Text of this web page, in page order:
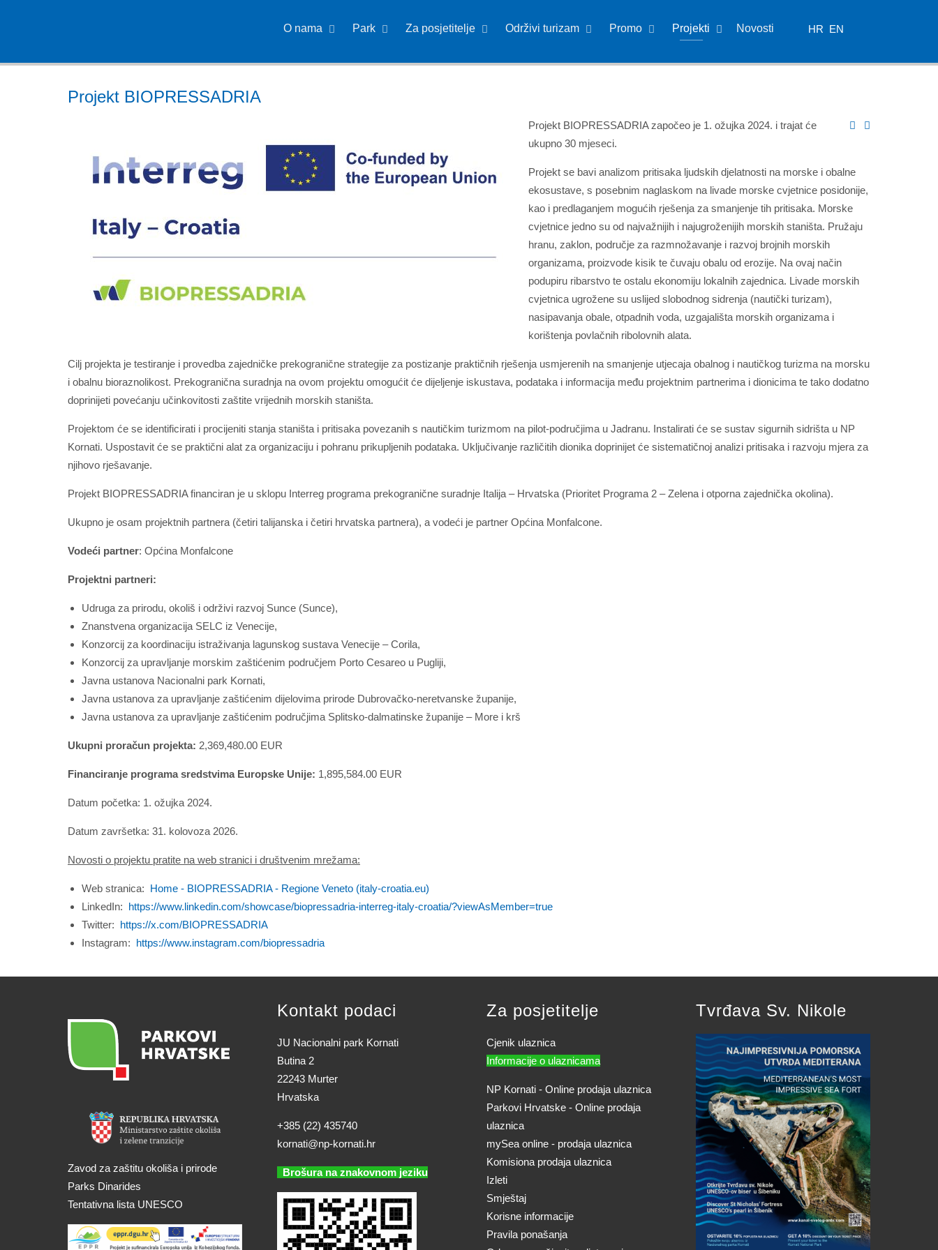
O nama Park Za posjetitelje Održivi turizam Promo Projekti Novosti HR EN
Projekt BIOPRESSADRIA
Projekt BIOPRESSADRIA započeo je 1. ožujka 2024. i trajat će
ukupno 30 mjeseci.
Projekt se bavi analizom pritisaka ljudskih djelatnosti na morske i obalne
ekosustave, s posebnim naglaskom na livade morske cvjetnice posidonije,
kao i predlaganjem mogućih rješenja za smanjenje tih pritisaka. Morske
cvjetnice jedno su od najvažnijih i najugroženijih morskih staništa. Pružaju
hranu, zaklon, područje za razmnožavanje i razvoj brojnih morskih
organizama, proizvode kisik te čuvaju obalu od erozije. Na ovaj način
podupiru ribarstvo te ostalu ekonomiju lokalnih zajednica. Livade morskih
cvjetnica ugrožene su uslijed slobodnog sidrenja (nautički turizam),
nasipavanja obale, otpadnih voda, uzgajališta morskih organizama i
korištenja povlačnih ribolovnih alata.
Cilj projekta je testiranje i provedba zajedničke prekogranične strategije za postizanje praktičnih rješenja usmjerenih na smanjenje utjecaja obalnog i nautičkog turizma na morsku
i obalnu bioraznolikost. Prekogranična suradnja na ovom projektu omogućit će dijeljenje iskustava, podataka i informacija među projektnim partnerima i dionicima te tako dodatno
doprinijeti povećanju učinkovitosti zaštite vrijednih morskih staništa.
Projektom će se identificirati i procijeniti stanja staništa i pritisaka povezanih s nautičkim turizmom na pilot-područjima u Jadranu. Instalirati će se sustav sigurnih sidrišta u NP
Kornati. Uspostavit će se praktični alat za organizaciju i pohranu prikupljenih podataka. Uključivanje različitih dionika doprinijet će sistematičnoj analizi pritisaka i razvoju mjera za
njihovo rješavanje.
Projekt BIOPRESSADRIA financiran je u sklopu Interreg programa prekogranične suradnje Italija – Hrvatska (Prioritet Programa 2 – Zelena i otporna zajednička okolina).
Ukupno je osam projektnih partnera (četiri talijanska i četiri hrvatska partnera), a vodeći je partner Općina Monfalcone.
Vodeći partner: Općina Monfalcone
Projektni partneri:
Udruga za prirodu, okoliš i održivi razvoj Sunce (Sunce),
Znanstvena organizacija SELC iz Venecije,
Konzorcij za koordinaciju istraživanja lagunskog sustava Venecije – Corila,
Konzorcij za upravljanje morskim zaštićenim područjem Porto Cesareo u Pugliji,
Javna ustanova Nacionalni park Kornati,
Javna ustanova za upravljanje zaštićenim dijelovima prirode Dubrovačko-neretvanske županije,
Javna ustanova za upravljanje zaštićenim područjima Splitsko-dalmatinske županije – More i krš
Ukupni proračun projekta: 2,369,480.00 EUR
Financiranje programa sredstvima Europske Unije: 1,895,584.00 EUR
Datum početka: 1. ožujka 2024.
Datum završetka: 31. kolovoza 2026.
Novosti o projektu pratite na web stranici i društvenim mrežama:
Web stranica: Home - BIOPRESSADRIA - Regione Veneto (italy-croatia.eu)
LinkedIn: https://www.linkedin.com/showcase/biopressadria-interreg-italy-croatia/?viewAsMember=true
Twitter: https://x.com/BIOPRESSADRIA
Instagram: https://www.instagram.com/biopressadria
Zavod za zaštitu okoliša i prirode
Parks Dinarides
Tentativna lista UNESCO
Kontakt podaci
JU Nacionalni park Kornati
Butina 2
22243 Murter
Hrvatska
+385 (22) 435740
kornati@np-kornati.hr
Brošura na znakovnom jeziku
Za posjetitelje
Cjenik ulaznica
Informacije o ulaznicama
NP Kornati - Online prodaja ulaznica
Parkovi Hrvatske - Online prodaja
ulaznica
mySea online - prodaja ulaznica
Komisiona prodaja ulaznica
Izleti
Smještaj
Korisne informacije
Pravila ponašanja
Tvrđava Sv. Nikole